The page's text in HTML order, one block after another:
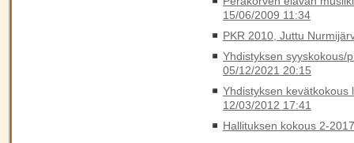
15/06/2009 11:34
PKR 2010, Juttu
Yhdistyksen syyskokous/
05/12/2021 20:15
Yhdistyksen
12/03/2012 17:41
Hallituksen kokous 2-